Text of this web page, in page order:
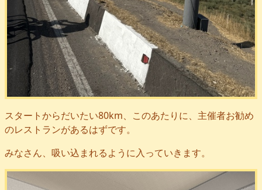
スタートからだいたい80km、このあたりに、主催者お勧め
のレストランがあるはずです。
みなさん、吸い込まれるように入っていきます。